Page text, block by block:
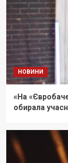
НОВИНИ
«На
обирала